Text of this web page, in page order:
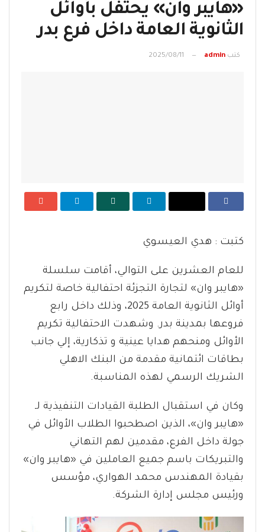
«هايبر وان» يحتفل بأوائل
الثانوية العامة داخل فرع بدر
كتب admin
2025/08/11
كتبت : هدي العيسوي
للعام العشرين على التوالي، أقامت سلسلة
«هايبر وان» لتجارة التجزئة احتفالية خاصة لتكريم
أوائل الثانوية العامة 2025، وذلك داخل رابع
فروعها بمدينة بدر. وشهدت الاحتفالية تكريم
الأوائل ومنحهم هدايا عينية و تذكارية، إلي جانب
بطاقات ائتمانية مقدمة من البنك الاهلي
الشريك الرسمي لهذه المناسبة.
وكان في استقبال الطلبة القيادات التنفيذية لـ
«هايبر وان»، الذين اصطحبوا الطلاب الأوائل في
جولة داخل الفرع، مقدمين لهم التهاني
والتبريكات باسم جميع العاملين في «هايبر وان»
بقيادة المهندس محمد الهواري، مؤسس
ورئيس مجلس إدارة الشركة.